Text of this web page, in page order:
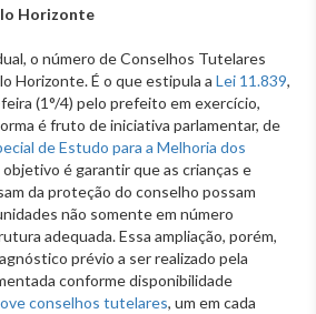
Horizonte
o número de Conselhos Tutelares
Horizonte. É o que estipula a Lei 11.839,
(1°/4) pelo prefeito em exercício,
é fruto de iniciativa parlamentar, de
de Estudo para a Melhoria dos
objetivo é garantir que as crianças e
da proteção do conselho possam
não somente em número
adequada. Essa ampliação, porém,
prévio a ser realizado pela
conforme disponibilidade
conselhos tutelares, um em cada